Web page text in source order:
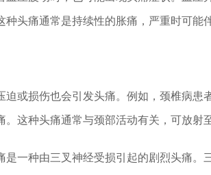
种头痛通常是持续性的胀痛，严重时可能
迫或损伤也会引发头痛。例如，颈椎病
。这种头痛通常与颈部活动有关，可放射
是一种由三叉神经受损引起的剧烈头痛